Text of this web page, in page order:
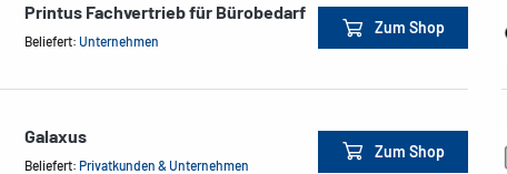
Printus Fachvertrieb für Bürobedarf
Beliefert: Unternehmen
Zum Shop
Galaxus
Beliefert: Privatkunden & Unternehmen
Zum Shop